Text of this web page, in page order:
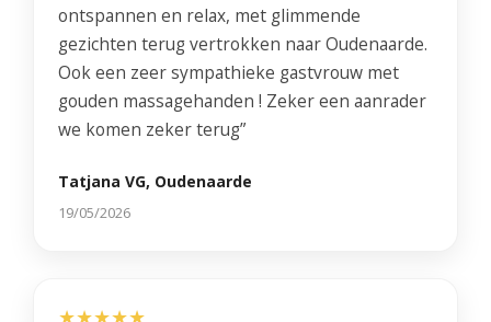
ontspannen en relax, met glimmende
gezichten terug vertrokken naar Oudenaarde.
Ook een zeer sympathieke gastvrouw met
gouden massagehanden ! Zeker een aanrader
we komen zeker terug”
Tatjana VG, Oudenaarde
19/05/2026
★★★★★